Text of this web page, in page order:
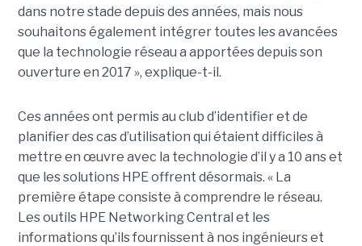
dans notre stade depuis des années, mais nous
souhaitons également intégrer toutes les avancées
que la technologie réseau a apportées depuis son
ouverture en 2017 », explique-t-il.
Ces années ont permis au club d’identifier et de
planifier des cas d’utilisation qui étaient difficiles à
mettre en œuvre avec la technologie d’il y a 10 ans et
que les solutions HPE offrent désormais. « La
première étape consiste à comprendre le réseau.
Les outils HPE Networking Central et les
informations qu’ils fournissent à nos ingénieurs et